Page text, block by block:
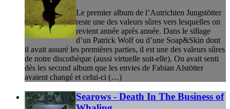
Le premier album de l’Autrichien Jungstötter
reste une des valeurs sûres vers lesquelles on
revient année après année. Dans le sillage
d’un Patrick Wolf ou d’une Soap&Skin dont
il avait assuré les premières parties, il est une des valeurs sûres
de notre discothèque (aussi virtuelle soit-elle). On avait senti
dès les second album que les envies de Fabian Alstötter
avaient changé et celui-ci (…)
Searows - Death In The Business of